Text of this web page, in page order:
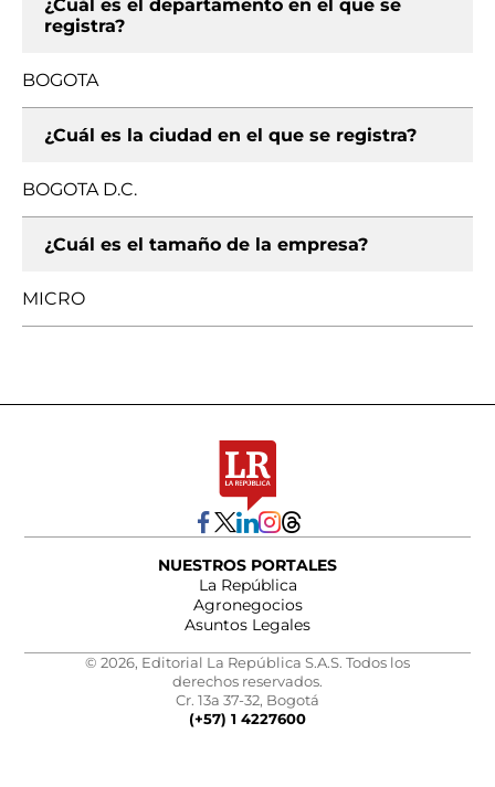
¿Cuál es el departamento en el que se
registra?
BOGOTA
¿Cuál es la ciudad en el que se registra?
BOGOTA D.C.
¿Cuál es el tamaño de la empresa?
MICRO
NUESTROS PORTALES
La República
Agronegocios
Asuntos Legales
© 2026, Editorial La República S.A.S. Todos los
derechos reservados.
Cr. 13a 37-32, Bogotá
(+57) 1 4227600